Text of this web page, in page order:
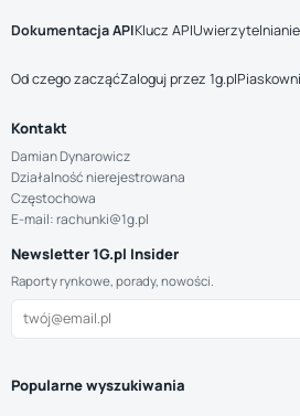
Dokumentacja APIKlucz APIUwierzytelnianie
Od czego zacząćZaloguj przez 1g.pl
Kontakt
Damian Dynarowicz
Działalność nierejestrowana
Częstochowa
E-mail: rachunki@1g.pl
Newsletter 1G.pl Insider
Raporty rynkowe, porady, nowości.
Popularne wyszukiwania